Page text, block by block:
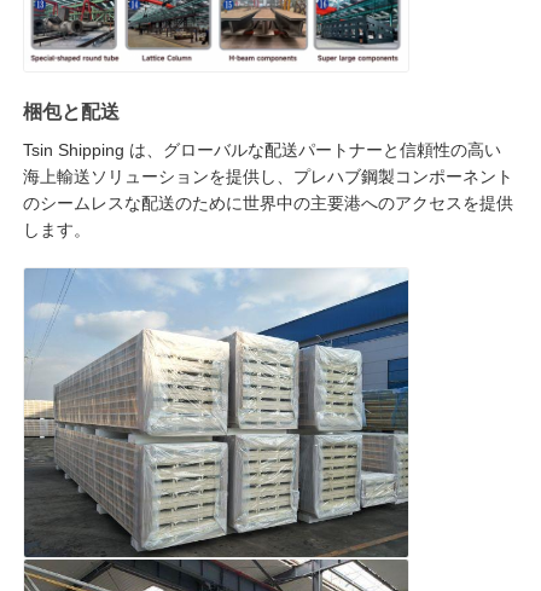
梱包と配送
Tsin Shipping は、グローバルな配送パートナーと信頼性の高い
海上輸送ソリューションを提供し、プレハブ鋼製コンポーネント
のシームレスな配送のために世界中の主要港へのアクセスを提供
します。